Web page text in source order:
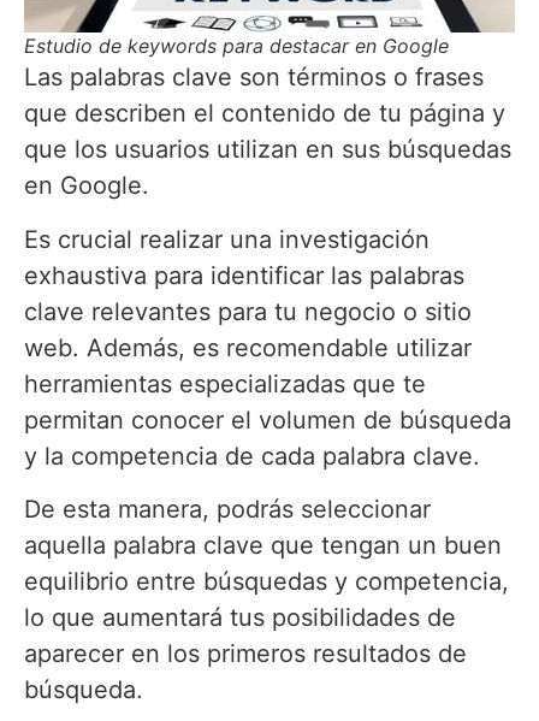
Estudio de keywords para destacar en Google
Las palabras clave son términos o frases
que describen el contenido de tu página y
que los usuarios utilizan en sus búsquedas
en Google.
Es crucial realizar una investigación
exhaustiva para identificar las palabras
clave relevantes para tu negocio o sitio
web. Además, es recomendable utilizar
herramientas especializadas que te
permitan conocer el volumen de búsqueda
y la competencia de cada palabra clave.
De esta manera, podrás seleccionar
aquella palabra clave que tengan un buen
equilibrio entre búsquedas y competencia,
lo que aumentará tus posibilidades de
aparecer en los primeros resultados de
búsqueda.